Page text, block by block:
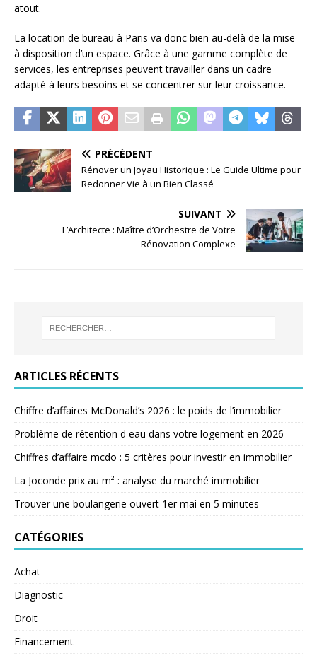
atout.
La location de bureau à Paris va donc bien au-delà de la mise
à disposition d’un espace. Grâce à une gamme complète de
services, les entreprises peuvent travailler dans un cadre
adapté à leurs besoins et se concentrer sur leur croissance.
PRÉCÉDENT
Rénover un Joyau Historique : Le Guide Ultime pour
Redonner Vie à un Bien Classé
SUIVANT
L’Architecte : Maître d’Orchestre de Votre
Rénovation Complexe
ARTICLES RÉCENTS
Chiffre d’affaires McDonald’s 2026 : le poids de l’immobilier
Problème de rétention d eau dans votre logement en 2026
Chiffres d’affaire mcdo : 5 critères pour investir en immobilier
La Joconde prix au m² : analyse du marché immobilier
Trouver une boulangerie ouvert 1er mai en 5 minutes
CATÉGORIES
Achat
Diagnostic
Droit
Financement